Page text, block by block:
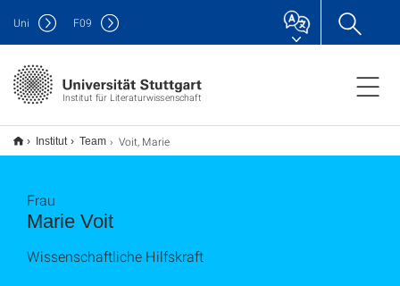
Institut für Literaturwissenschaft
Uni F09
Institut Team Voit, Marie
Marie Voit
Frau
Wissenschaftliche Hilfskraft